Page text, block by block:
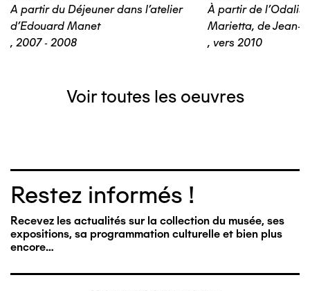
A partir du Déjeuner dans l'atelier
d'Edouard Manet
, 2007 - 2008
À partir de
Marietta, de Jean-
, vers 2010
Voir toutes les oeuvres
Restez informés !
Recevez les actualités sur la collection du musée, ses
expositions, sa programmation culturelle et bien plus
encore…